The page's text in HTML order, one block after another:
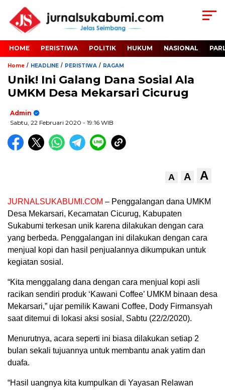
HOME PERISTIWA POLITIK HUKUM NASIONAL
Home / HEADLINE / PERISTIWA / RAGAM
Unik! Ini Galang Dana Sosial Ala
UMKM Desa Mekarsari Cicurug
Admin
Sabtu, 22 Februari 2020 - 19:16 WIB
A A A
JURNALSUKABUMI.COM – Penggalangan dana UMKM
Desa Mekarsari, Kecamatan Cicurug, Kabupaten
Sukabumi terkesan unik karena dilakukan dengan cara
yang berbeda. Penggalangan ini dilakukan dengan cara
menjual kopi dan hasil penjualannya dikumpukan untuk
kegiatan sosial.
“Kita menggalang dana dengan cara menjual kopi asli
racikan sendiri produk ‘Kawani Coffee’ UMKM binaan desa
Mekarsari,” ujar pemilik Kawani Coffee, Dody Firmansyah
saat ditemui di lokasi aksi sosial, Sabtu (22/2/2020).
Menurutnya, acara seperti ini biasa dilakukan setiap 2
bulan sekali tujuannya untuk membantu anak yatim dan
duafa.
“Hasil uangnya kita kumpulkan di Yayasan Relawan